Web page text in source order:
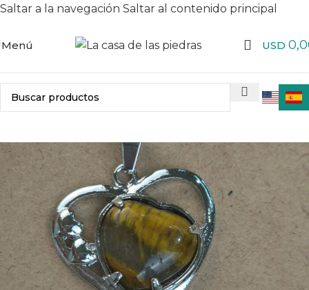
Saltar a la navegación Saltar al contenido principal
Menú USD